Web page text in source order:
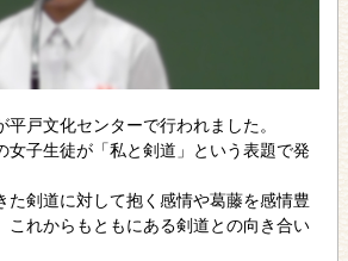
平戸文化センターで行われました。
女子生徒が「私と剣道」という表題で発
た剣道に対して抱く感情や葛藤を感情豊
これからもともにある剣道との向き合い